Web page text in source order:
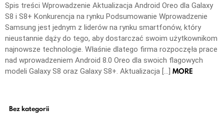
Spis treści Wprowadzenie Aktualizacja Android Oreo dla Galaxy
S8 i S8+ Konkurencja na rynku Podsumowanie Wprowadzenie
Samsung jest jednym z liderów na rynku smartfonów, który
nieustannie dąży do tego, aby dostarczać swoim użytkownikom
najnowsze technologie. Właśnie dlatego firma rozpoczęła prace
nad wprowadzeniem Android 8.0 Oreo dla swoich flagowych
modeli Galaxy S8 oraz Galaxy S8+. Aktualizacja […] MORE
Bez kategorii